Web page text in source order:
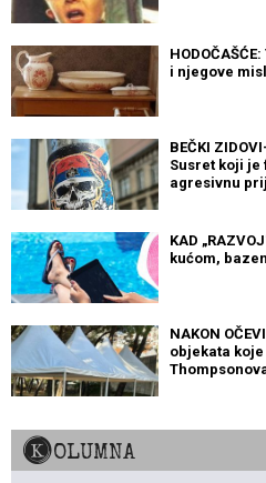
i njegove
BEČKI
Susret koji
agresivnu
KAD
kućom,
NAKON
objekata
KOLUMNA